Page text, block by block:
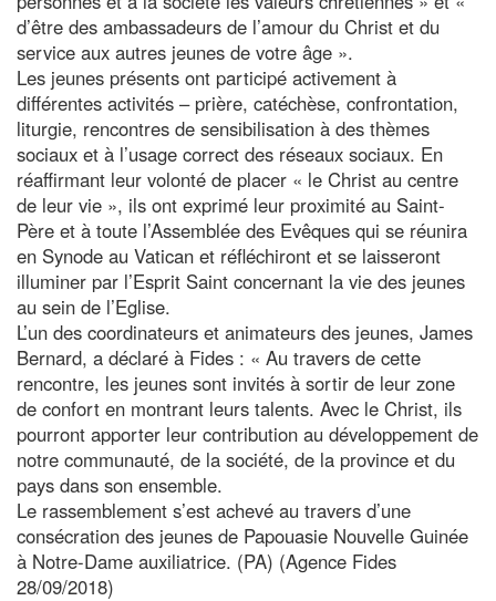
d’être des ambassadeurs de l’amour du Christ et du
service aux autres jeunes de votre âge ».
Les jeunes présents ont participé activement à
différentes activités – prière, catéchèse, confrontation,
liturgie, rencontres de sensibilisation à des thèmes
sociaux et à l’usage correct des réseaux sociaux. En
réaffirmant leur volonté de placer « le Christ au centre
de leur vie », ils ont exprimé leur proximité au Saint-
Père et à toute l’Assemblée des Evêques qui se réunira
en Synode au Vatican et réfléchiront et se laisseront
illuminer par l’Esprit Saint concernant la vie des jeunes
au sein de l’Eglise.
L’un des coordinateurs et animateurs des jeunes, James
Bernard, a déclaré à Fides : « Au travers de cette
rencontre, les jeunes sont invités à sortir de leur zone
de confort en montrant leurs talents. Avec le Christ, ils
pourront apporter leur contribution au développement de
notre communauté, de la société, de la province et du
pays dans son ensemble.
Le rassemblement s’est achevé au travers d’une
consécration des jeunes de Papouasie Nouvelle Guinée
à Notre-Dame auxiliatrice. (PA) (Agence Fides
28/09/2018)